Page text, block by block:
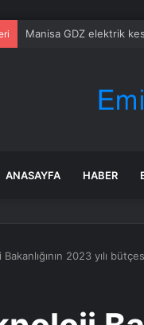
Nebius Group hissesi
ANASAYFA HABER
2023 yılı